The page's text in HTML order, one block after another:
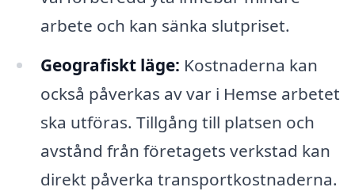
arbete och kan sänka slutpriset.
Geografiskt läge: Kostnaderna kan
också påverkas av var i Hemse arbetet
ska utföras. Tillgång till platsen och
avstånd från företagets verkstad kan
direkt påverka transportkostnaderna.